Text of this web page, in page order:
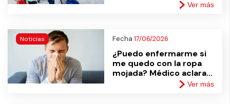
Ver más
Noticias Fecha17/06/2026
¿Puedo enfermarme si
me quedo con la ropa
mojada? Médico aclara
este y otros mitosVer más